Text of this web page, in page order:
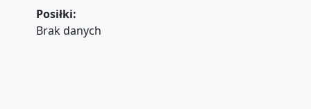
Posiłki:
Brak danych